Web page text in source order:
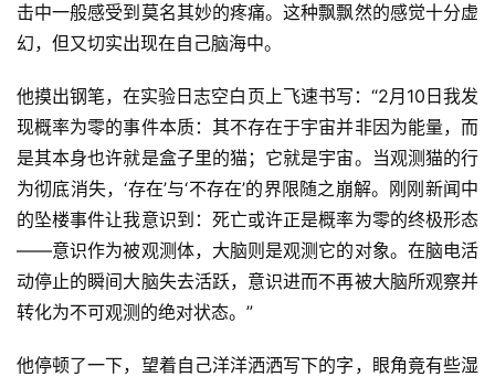
击中一般感受到莫名其妙的疼痛。这种飘飘然的感觉十分虚
幻，但又切实出现在自己脑海中。
他摸出钢笔，在实验日志空白页上飞速书写：“2月10日我发
现概率为零的事件本质：其不存在于宇宙并非因为能量，而
是其本身也许就是盒子里的猫；它就是宇宙。当观测猫的行
为彻底消失，‘存在’与‘不存在’的界限随之崩解。刚刚新闻中
的坠楼事件让我意识到：死亡或许正是概率为零的终极形态
——意识作为被观测体，大脑则是观测它的对象。在脑电活
动停止的瞬间大脑失去活跃，意识进而不再被大脑所观察并
转化为不可观测的绝对状态。”
他停顿了一下，望着自己洋洋洒洒写下的字，眼角竟有些湿